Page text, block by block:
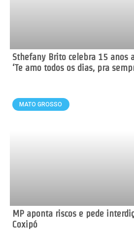
Sthefany Brito celebra 15 anos
‘Te amo todos os dias, pra
MATO GROSSO
MP aponta riscos e pede
Coxipó